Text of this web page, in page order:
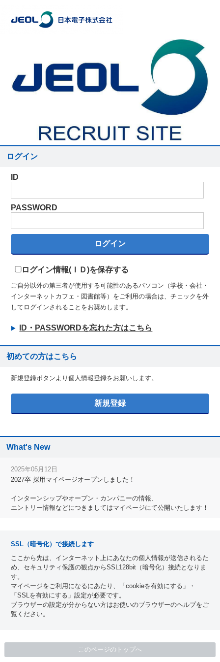
ログイン
ID
PASSWORD
ログイン情報(ＩＤ)を保存する
ご自分以外の第三者が使用する可能性のあるパソコン（学校・会社・
インターネットカフェ・図書館等）をご利用の場合は、チェックを外
してログインされることをお奨めします。
ID・PASSWORDを忘れた方はこちら
初めての方はこちら
新規登録ボタンより個人情報登録をお願いします。
What's New
2025年05月12日
2027卒 採用マイページオープンしました！
インターンシップやオープン・カンパニーの情報、
エントリー情報などにつきましてはマイページにて公開いたします！
SSL（暗号化）で接続します
ここから先は、インターネット上にあなたの個人情報が送信されるた
め、セキュリティ保護の観点からSSL128bit（暗号化）接続となりま
す。
マイページをご利用になるにあたり、「cookieを有効にする」・
「SSLを有効にする」設定が必要です。
ブラウザーの設定が分からない方はお使いのブラウザーのヘルプをご
覧ください。
このページのトップへ